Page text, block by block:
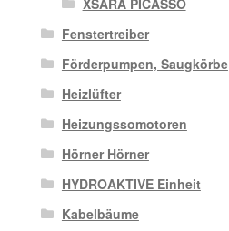
XSARA PICASSO
Fenstertreiber
Förderpumpen, Saugkörbe
Heizlüfter
Heizungssomotoren
Hörner Hörner
HYDROAKTIVE Einheit
Kabelbäume